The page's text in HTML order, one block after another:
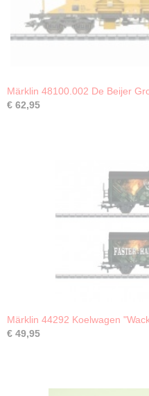
Märklin 48100.002 De Beijer
€ 62,95
Märklin 44292 Koelwagen
€ 49,95